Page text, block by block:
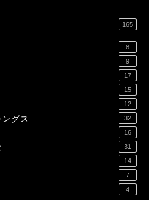
165
8
9
17
15
12
グス 32
16
… 31
14
7
4